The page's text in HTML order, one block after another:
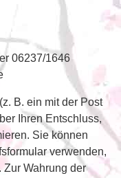
06237/1646
B. ein mit der Post
Ihren Entschluss,
Sie können
verwenden,
Wahrung der